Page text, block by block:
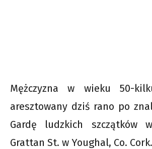
Mężczyzna w wieku 50-
aresztowany dziś rano po
Gardę ludzkich szczątków
Grattan St. w Youghal, Co. Cork.